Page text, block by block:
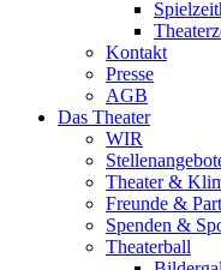
Kontakt
Presse
AGB
Das Theater
WIR
Theater &
Freunde &
Spenden &
Theaterball